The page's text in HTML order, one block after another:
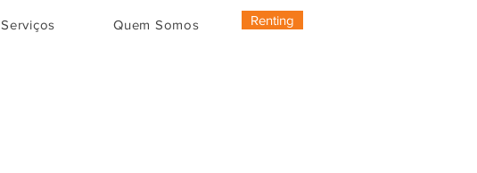
Serviços Quem Somos Renting